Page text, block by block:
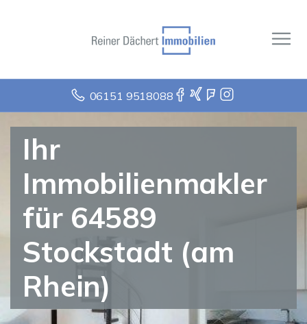
06151 9518088
Ihr
Immobilienmakler
für 64589
Stockstadt (am
Rhein)